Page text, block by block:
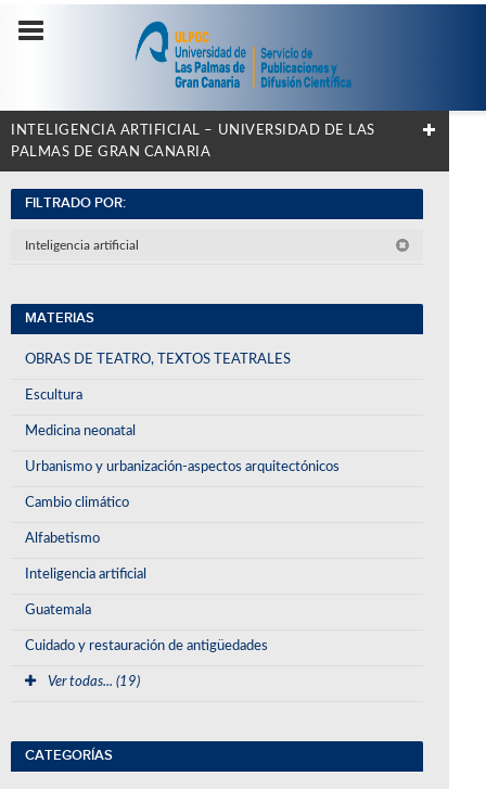
INTELIGENCIA ARTIFICIAL – UNIVERSIDAD DE LAS
PALMAS DE GRAN CANARIA
FILTRADO POR:
Inteligencia artificial
MATERIAS
OBRAS DE TEATRO, TEXTOS TEATRALES
Escultura
Medicina neonatal
Urbanismo y urbanización-aspectos arquitectónicos
Cambio climático
Alfabetismo
Inteligencia artificial
Guatemala
Cuidado y restauración de antigüedades
Ver todas... (19)
CATEGORÍAS